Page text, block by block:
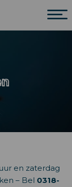
en zaterdag
– Bel 0318-